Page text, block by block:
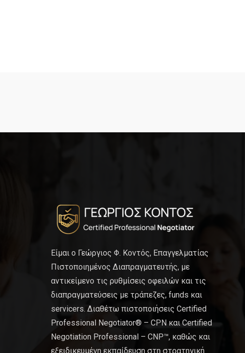
Είμαι ο Γεώργιος Φ. Κοντός, Επαγγελματίας
Πιστοποιημένος Διαπραγματευτής, με
αντικείμενο τις ρυθμίσεις οφειλών και τις
διαπραγματεύσεις με τράπεζες, funds και
servicers. Διαθέτω πιστοποιήσεις Certified
Professional Negotiator® – CPN και Certified
Negotiation Professional – CNP™, καθώς και
εξειδικευμένη εκπαίδευση στη στρατηγική